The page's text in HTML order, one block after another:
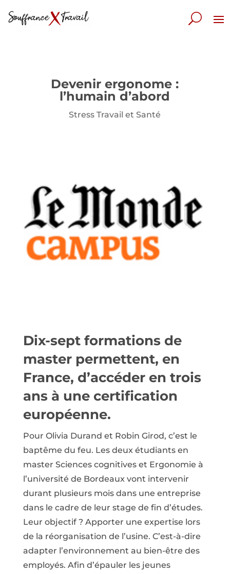
Devenir ergonome :
l’humain d’abord
Stress Travail et Santé
Dix-sept formations de
master permettent, en
France, d’accéder en trois
ans à une certification
européenne.
Pour Olivia Durand et ­Robin Girod, c’est le
baptême du feu. Les deux étudiants en
master Sciences cognitives et Ergonomie à
l’université de Bordeaux vont ­intervenir
durant plusieurs mois dans une entreprise
dans le cadre de leur stage de fin d’études.
Leur objectif ? Apporter une ­expertise lors
de la réorganisation de l’usine. C’est-à-dire
adapter l’environnement au bien-être des
employés. Afin d’épauler les jeunes